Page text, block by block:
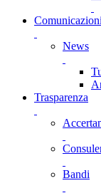
Comunicazioni
News
Trasparenza
Bandi